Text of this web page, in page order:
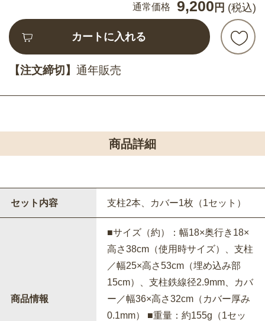
通常価格 9,200 円 (税込)
カートに入れる
【注文締切】 通年販売
商品詳細
セット内容 支柱2本、カバー1枚（1セット）
商品情報
■サイズ（約）：幅18×奥行き18×
高さ38cm（使用時サイズ）、支柱
／幅25×高さ53cm（埋め込み部
15cm）、支柱鉄線径2.9mm、カバ
ー／幅36×高さ32cm（カバー厚み
0.1mm） ■重量：約155g（1セッ